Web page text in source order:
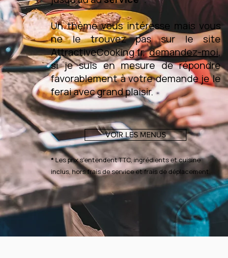
Un thème vous intéresse mais vous
ne le trouvez pas sur le site
AttractiveCooking.fr,demandez-moi,
si je suis en mesure de répondre
favorablement à votre demande je le
ferai avec grand plaisir.
VOIR LES MENUS
* Les prix s'entendent TTC, ingrédients et cuisine
inclus, hors frais de service et frais de déplacement.